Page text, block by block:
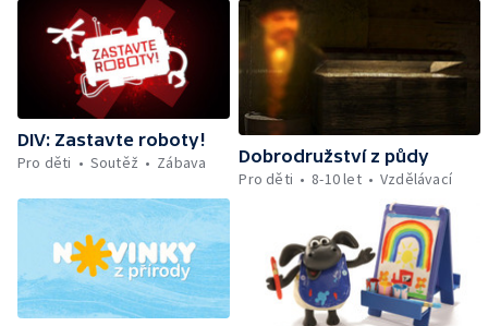
DIV: Zastavte roboty!
Pro děti
Soutěž Zábava
Dobrodružství z půdy
Pro děti
8-10 let Vzdělávací